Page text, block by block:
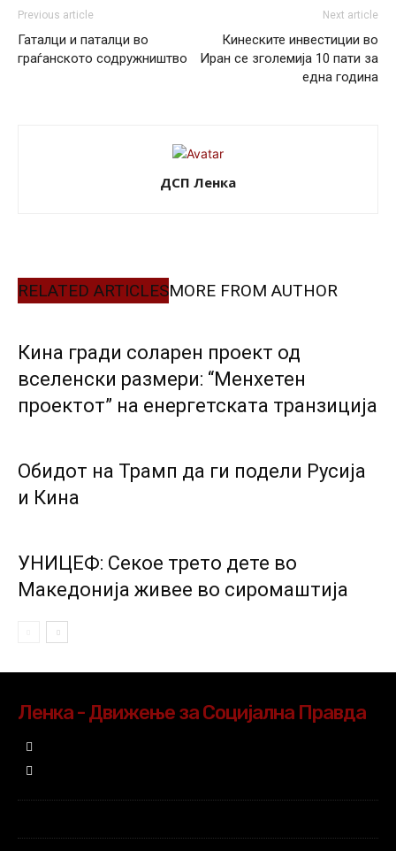
Previous article
Гаталци и паталци во
граѓанското содружништво
Next article
Кинеските инвестиции во
Иран се зголемија 10 пати за
една година
ДСП Ленка
RELATED ARTICLESMORE FROM AUTHOR
Кина гради соларен проект од
вселенски размери: “Менхетен
проектот” на енергетската транзиција
Обидот на Трамп да ги подели Русија
и Кина
УНИЦЕФ: Секое трето дете во
Македонија живее во сиромаштија
Ленка - Движење за Социјална Правда